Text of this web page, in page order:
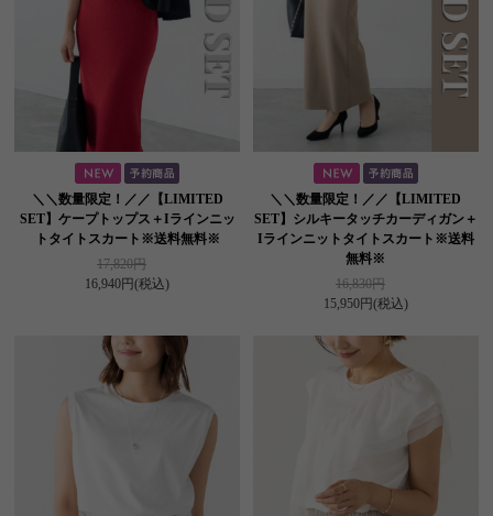
＼＼数量限定！／／【LIMITED
SET】ケープトップス＋Iラインニッ
トタイトスカート※送料無料※
17,820円
16,940円(税込)
＼＼数量限定！／／【LIMITED
SET】シルキータッチカーディガン＋
Iラインニットタイトスカート※送料
無料※
16,830円
15,950円(税込)